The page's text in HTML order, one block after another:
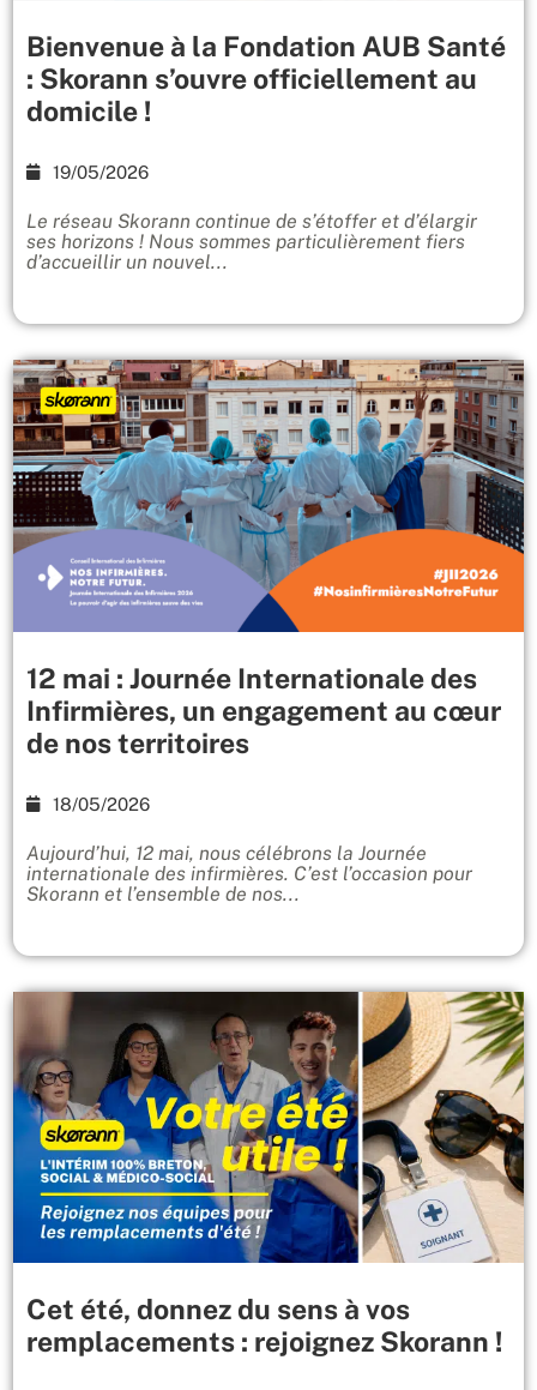
Bienvenue à la Fondation AUB Santé
: Skorann s’ouvre officiellement au
domicile !
19/05/2026
Le réseau Skorann continue de s’étoffer et d’élargir
ses horizons ! Nous sommes particulièrement fiers
d’accueillir un nouvel...
12 mai : Journée Internationale des
Infirmières, un engagement au cœur
de nos territoires
18/05/2026
Aujourd’hui, 12 mai, nous célébrons la Journée
internationale des infirmières. C’est l’occasion pour
Skorann et l’ensemble de nos...
Cet été, donnez du sens à vos
remplacements : rejoignez Skorann !